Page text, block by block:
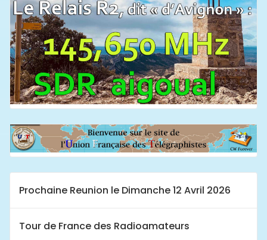
Prochaine Reunion le Dimanche 12 Avril 2026
Tour de France des Radioamateurs